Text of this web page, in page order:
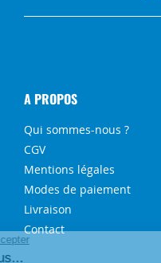
A PROPOS
Qui sommes-nous ?
CGV
Mentions légales
Modes de paiement
Livraison
Contact